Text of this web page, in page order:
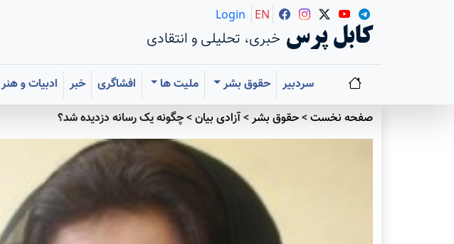
کابل پرس خبری، تحلیلی و انتقادی
Login EN
سردبیر حقوق بشر ملیت ها افشاگری خبر ادبیات و هنر
صفحه نخست>حقوق بشر>آزادی بيان>چگونه يک رسانه دزديده شد؟